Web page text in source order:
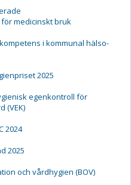
medicinskt bruk
i kommunal hälso-
2025
egenkontroll för
(VEK)
2024
2025
och vårdhygien (BOV)